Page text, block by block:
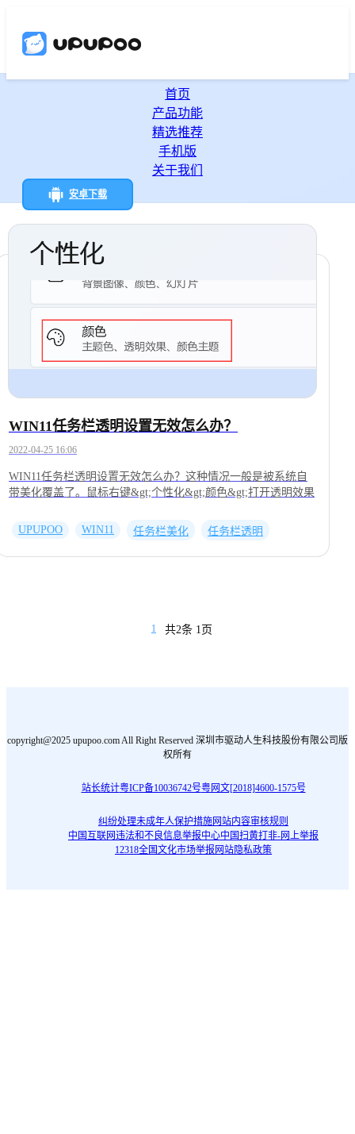
首页
产品功能
精选推荐
手机版
关于我们
安卓下载
WIN11任务栏透明设置无效怎么办？
2022-04-25 16:06
WIN11任务栏透明设置无效怎么办？这种情况一般是被系统自
带美化覆盖了。鼠标右键&gt;个性化&gt;颜色&gt;打开透明效果
UPUPOO WIN11 任务栏美化 任务栏透明
1 共2条 1页
copyright@2025 upupoo.com All Right Reserved 深圳市驱动人生科技股份有限公司版
权所有
站长统计粤ICP备10036742号粤网文[2018]4600-1575号
纠纷处理未成年人保护措施网站内容审核规则
中国互联网违法和不良信息举报中心中国扫黄打非-网上举报
12318全国文化市场举报网站隐私政策